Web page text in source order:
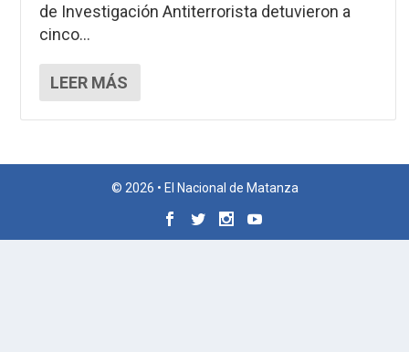
de Investigación Antiterrorista detuvieron a
cinco...
LEER MÁS
© 2026 • El Nacional de Matanza